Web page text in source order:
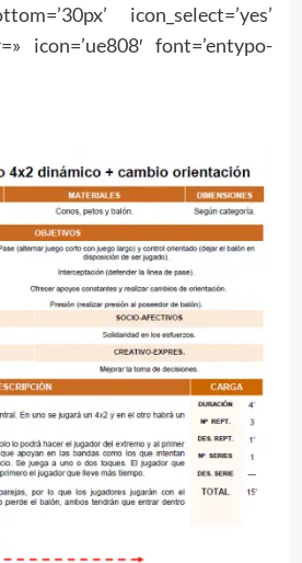
icon_select=’yes’
icon=’ue808′ font=’entypo-